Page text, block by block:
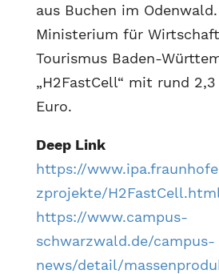
aus Buchen im
Ministerium für
Tourismus Baden-
„H2FastCell“ mit rund
Euro.
Deep Link
https://
zprojekte/
https://www.campus-
schwarzwald.de/campus-
news/detail/